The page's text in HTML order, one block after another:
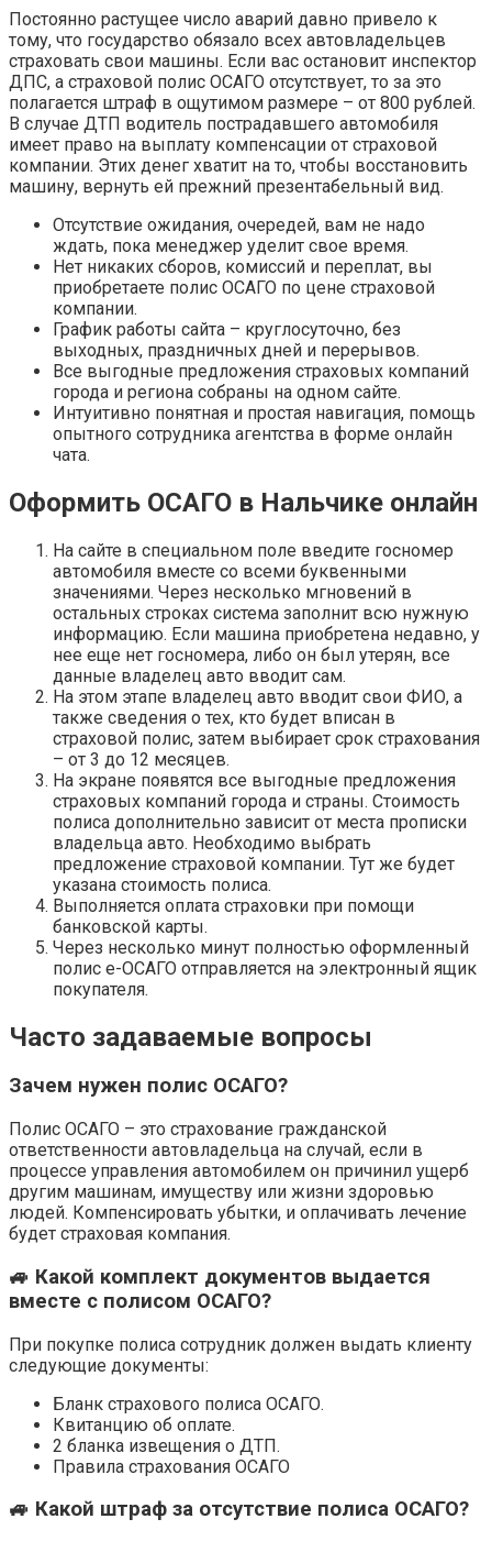
Постоянно растущее число аварий давно привело к
тому, что государство обязало всех автовладельцев
страховать свои машины. Если вас остановит инспектор
ДПС, а страховой полис ОСАГО отсутствует, то за это
полагается штраф в ощутимом размере – от 800 рублей.
В случае ДТП водитель пострадавшего автомобиля
имеет право на выплату компенсации от страховой
компании. Этих денег хватит на то, чтобы восстановить
машину, вернуть ей прежний презентабельный вид.
Отсутствие ожидания, очередей, вам не надо
ждать, пока менеджер уделит свое время.
Нет никаких сборов, комиссий и переплат, вы
приобретаете полис ОСАГО по цене страховой
компании.
График работы сайта – круглосуточно, без
выходных, праздничных дней и перерывов.
Все выгодные предложения страховых компаний
города и региона собраны на одном сайте.
Интуитивно понятная и простая навигация, помощь
опытного сотрудника агентства в форме онлайн
чата.
Оформить ОСАГО в Нальчике онлайн
На сайте в специальном поле введите госномер
автомобиля вместе со всеми буквенными
значениями. Через несколько мгновений в
остальных строках система заполнит всю нужную
информацию. Если машина приобретена недавно, у
нее еще нет госномера, либо он был утерян, все
данные владелец авто вводит сам.
На этом этапе владелец авто вводит свои ФИО, а
также сведения о тех, кто будет вписан в
страховой полис, затем выбирает срок страхования
– от 3 до 12 месяцев.
На экране появятся все выгодные предложения
страховых компаний города и страны. Стоимость
полиса дополнительно зависит от места прописки
владельца авто. Необходимо выбрать
предложение страховой компании. Тут же будет
указана стоимость полиса.
Выполняется оплата страховки при помощи
банковской карты.
Через несколько минут полностью оформленный
полис е-ОСАГО отправляется на электронный ящик
покупателя.
Часто задаваемые вопросы
Зачем нужен полис ОСАГО?
Полис ОСАГО – это страхование гражданской
ответственности автовладельца на случай, если в
процессе управления автомобилем он причинил ущерб
другим машинам, имуществу или жизни здоровью
людей. Компенсировать убытки, и оплачивать лечение
будет страховая компания.
🚙 Какой комплект документов выдается
вместе с полисом ОСАГО?
При покупке полиса сотрудник должен выдать клиенту
следующие документы:
Бланк страхового полиса ОСАГО.
Квитанцию об оплате.
2 бланка извещения о ДТП.
Правила страхования ОСАГО
🚙 Какой штраф за отсутствие полиса ОСАГО?